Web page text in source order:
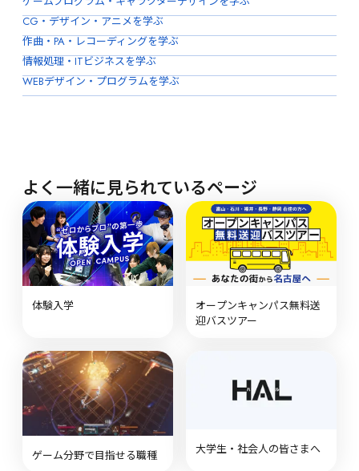
CG・デザイン・アニメを学ぶ
作曲・PA・レコーディングを学ぶ
情報処理・ITビジネスを学ぶ
WEBデザイン・プログラムを学ぶ
よく一緒に見られているページ
体験入学
オープンキャンパス無料送
迎バスツアー
ゲーム分野で目指せる職種 大学生・社会人の皆さまへ